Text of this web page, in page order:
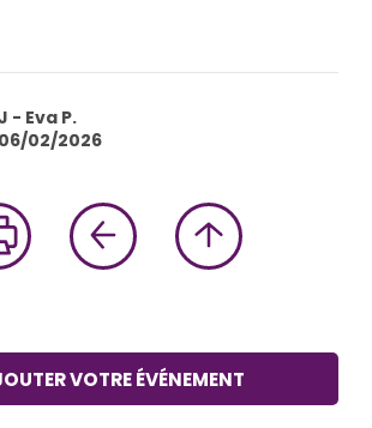
- Eva P.
06/02/2026
VOTRE ÉVÉNEMENT